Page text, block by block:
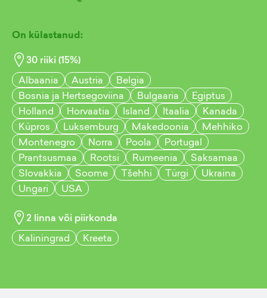
On külastanud:
30 riiki (15%)
Albaania
Austria
Belgia
Bosnia ja Hertsegoviina
Bulgaaria
Egiptus
Holland
Horvaatia Island Itaalia
Kanada
Küpros
Luksemburg Makedoonia
Mehhiko
Montenegro
Norra Poola
Portugal
Prantsusmaa
Rootsi Rumeenia
Saksamaa
Slovakkia
Soome Tšehhi Türgi
Ukraina
Ungari
USA
2 linna või piirkonda
Kaliningrad
Kreeta